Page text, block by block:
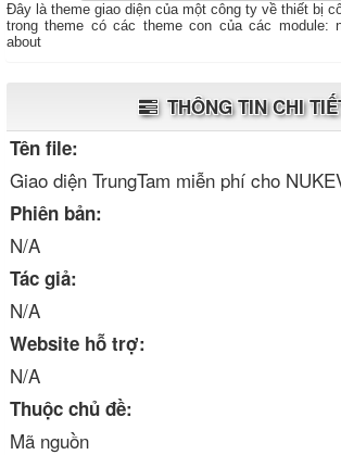
Đây là theme giao diện của một công ty về thiết bị
trong theme có các theme con của các module:
about
THÔNG TIN CHI
Tên file:
Giao diện TrungTam miễn phí cho
Phiên bản:
N/A
Tác giả:
N/A
Website hỗ trợ:
N/A
Thuộc chủ đề:
Mã nguồn